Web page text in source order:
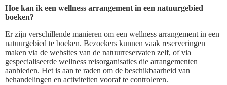
Hoe kan ik een wellness arrangement in een natuurgebied
boeken?
Er zijn verschillende manieren om een wellness arrangement in een
natuurgebied te boeken. Bezoekers kunnen vaak reserveringen
maken via de websites van de natuurreservaten zelf, of via
gespecialiseerde wellness reisorganisaties die arrangementen
aanbieden. Het is aan te raden om de beschikbaarheid van
behandelingen en activiteiten vooraf te controleren.